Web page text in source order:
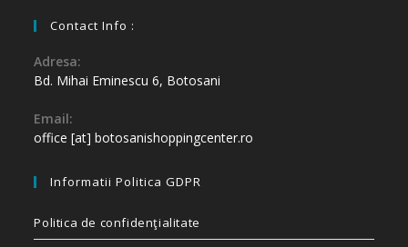
Contact Info :
Adresa:
Bd. Mihai Eminescu 6, Botosani
Email:
office [at] botosanishoppingcenter.ro
Informatii Politica GDPR
Politica de confidenţialitate